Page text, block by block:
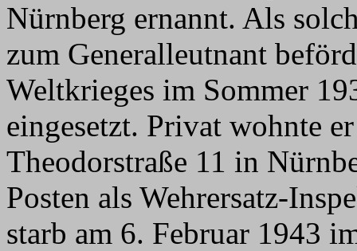
Nürnberg ernannt. Als
zum Generalleutnant
Weltkrieges im Sommer
eingesetzt. Privat wohnte
Theodorstraße 11 in
Posten als Wehrersatz-
starb am 6. Februar 1943